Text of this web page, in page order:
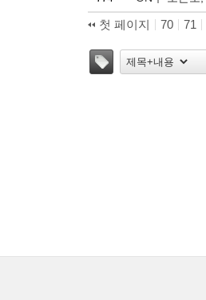
첫 페이지 70 71